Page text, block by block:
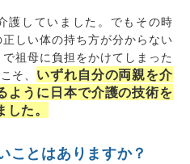
護していました。でもその時
しい体の持ち方が分からない
祖母に負担をかけてしまった
そ、 いずれ自分の両親を介
ように日本で介護の技術を
た。
ことはありますか？